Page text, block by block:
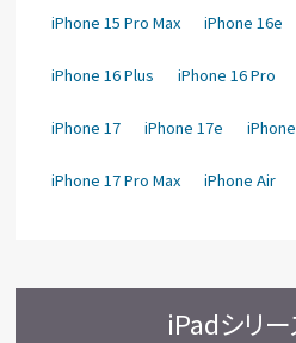
iPhone 15 Pro Max iPhone 16e
iPhone 16 Plus iPhone 16 Pro
iPhone 17 iPhone 17e
iPhone 17 Pro Max iPhone Air
iPadシリ